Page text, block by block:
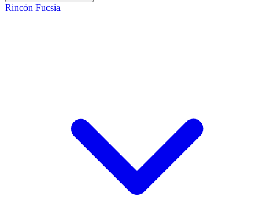
Rincón Fucsia